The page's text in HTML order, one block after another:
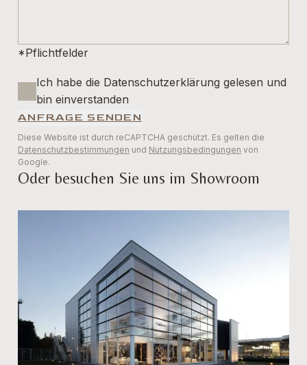
*Pflichtfelder
Ich habe die Datenschutzerklärung gelesen und
bin einverstanden
ANFRAGE SENDEN
Diese Website ist durch reCAPTCHA geschützt. Es gelten die
Datenschutzbestimmungen und Nutzungsbedingungen von
Google.
Oder besuchen Sie uns im Showroom